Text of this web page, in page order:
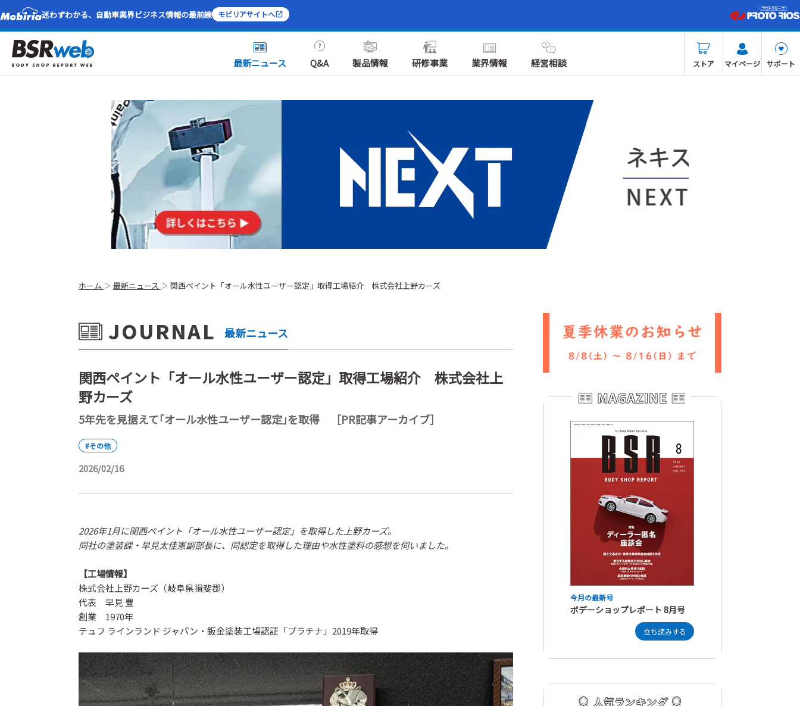
迷わずわかる、自動車業界ビジネス情報の最前線 モビリアサイトへ
最新ニュース Q&A 製品情報 研修事業 業界情報 経営相談 ストア マイページ サポート
ホーム 最新ニュース 関西ペイント「オール水性ユーザー認定」取得工場紹介 株式会社上野カーズ
JOURNAL 最新ニュース
関西ペイント「オール水性ユーザー認定」取得工場紹介 株式会社上
野カーズ
5年先を見据えて｢オール水性ユーザー認定｣を取得 ［PR記事アーカイブ］
#その他
2026/02/16
2026年1月に関西ペイント「オール水性ユーザー認定」を取得した上野カーズ。
同社の塗装課・早見太佳憲副部長に、同認定を取得した理由や水性塗料の感想を伺いました。
【工場情報】
株式会社上野カーズ（岐阜県揖斐郡）
代表 早見 豊
創業 1970年
テュフ ラインランド ジャパン・鈑金塗装工場認証「プラチナ」2019年取得
今月の最新号
ボデーショップレポート 8月号
立ち読みする